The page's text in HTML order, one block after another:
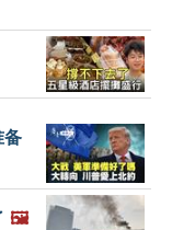
备
🖼️